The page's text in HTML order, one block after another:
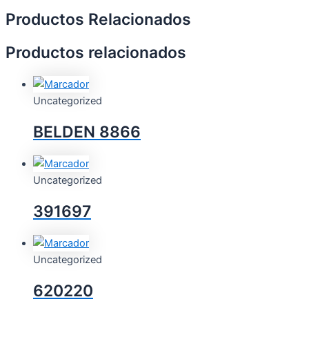
Productos Relacionados
Productos relacionados
Uncategorized
BELDEN 8866
Uncategorized
391697
Uncategorized
620220